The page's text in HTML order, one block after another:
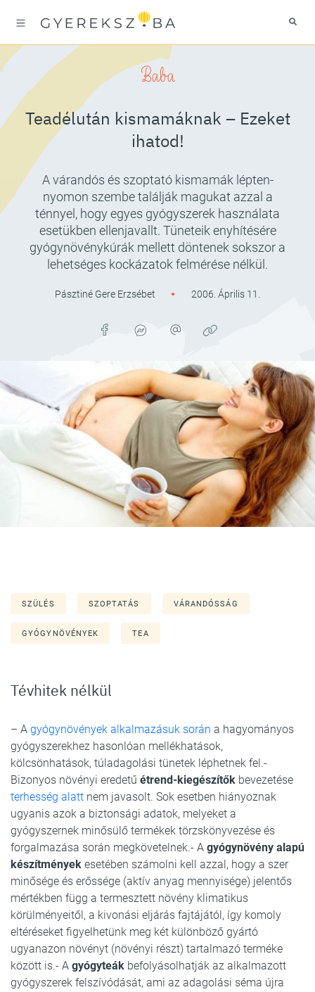
Baba
Teadélután kismamáknak – Ezeket
ihatod!
A várandós és szoptató kismamák lépten-
nyomon szembe találják magukat azzal a
ténnyel, hogy egyes gyógyszerek használata
esetükben ellenjavallt. Tüneteik enyhítésére
gyógynövénykúrák mellett döntenek sokszor a
lehetséges kockázatok felmérése nélkül.
Pásztiné Gere Erzsébet 2006. Április 11.
SZÜLÉS SZOPTATÁS VÁRANDÓSSÁG
GYÓGYNÖVÉNYEK TEA
Tévhitek nélkül
– A gyógynövények alkalmazásuk során a hagyományos
gyógyszerekhez hasonlóan mellékhatások,
kölcsönhatások, túladagolási tünetek léphetnek fel.-
Bizonyos növényi eredetű étrend-kiegészítők bevezetése
terhesség alatt nem javasolt. Sok esetben hiányoznak
ugyanis azok a biztonsági adatok, melyeket a
gyógyszernek minősülő termékek törzskönyvezése és
forgalmazása során megkövetelnek.- A gyógynövény alapú
készítmények esetében számolni kell azzal, hogy a szer
minősége és erőssége (aktív anyag mennyisége) jelentős
mértékben függ a termesztett növény klimatikus
körülményeitől, a kivonási eljárás fajtájától, így komoly
eltéréseket figyelhetünk meg két különböző gyártó
ugyanazon növényt (növényi részt) tartalmazó terméke
között is.- A gyógyteák befolyásolhatják az alkalmazott
gyógyszerek felszívódását, ami az adagolási séma újra